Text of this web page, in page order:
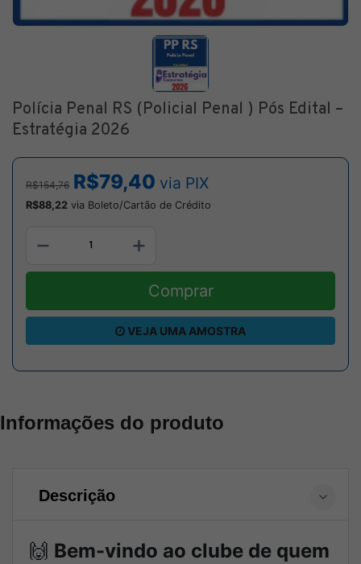
Polícia Penal RS (Policial Penal ) Pós Edital –
Estratégia 2026
R$154,76 R$79,40 via PIX
R$88,22 via Boleto/Cartão de Crédito
Comprar
VEJA UMA AMOSTRA
Informações do produto
Descrição
🙌 Bem-vindo ao clube de quem